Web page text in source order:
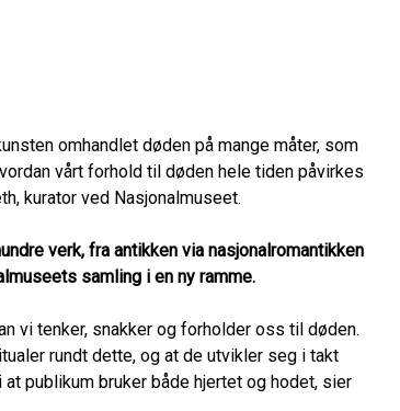
omhandlet døden på mange måter, som
vårt forhold til døden hele tiden påvirkes
kurator ved Nasjonalmuseet.
verk, fra antikken via nasjonalromantikken
samling i en ny ramme.
vi tenker, snakker og forholder oss til døden.
rundt dette, og at de utvikler seg i takt
publikum bruker både hjertet og hodet, sier